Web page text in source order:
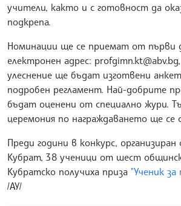
учители, както и с готовност да
подкрепа.
Номинации ще се приемат от първи
електронен адрес:
улеснение ще бъдат изготвени
подробен регламент. Най-добрите
бъдат оценени от специално жури.
церемония по награждаването ще се
Преди години в конкурс,
Кубрат, 38 ученици от шест
Кубратско получиха приза "Ученик за
/АУ/